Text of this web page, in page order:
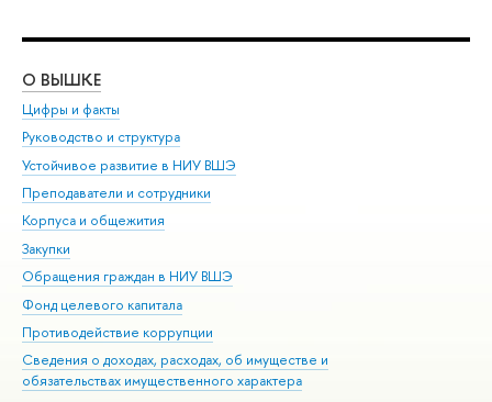
О ВЫШКЕ
Цифры и факты
Руководство и структура
Устойчивое развитие в НИУ ВШЭ
Преподаватели и сотрудники
Корпуса и общежития
Закупки
Обращения граждан в НИУ ВШЭ
Фонд целевого капитала
Противодействие коррупции
Сведения о доходах, расходах, об имуществе и
обязательствах имущественного характера